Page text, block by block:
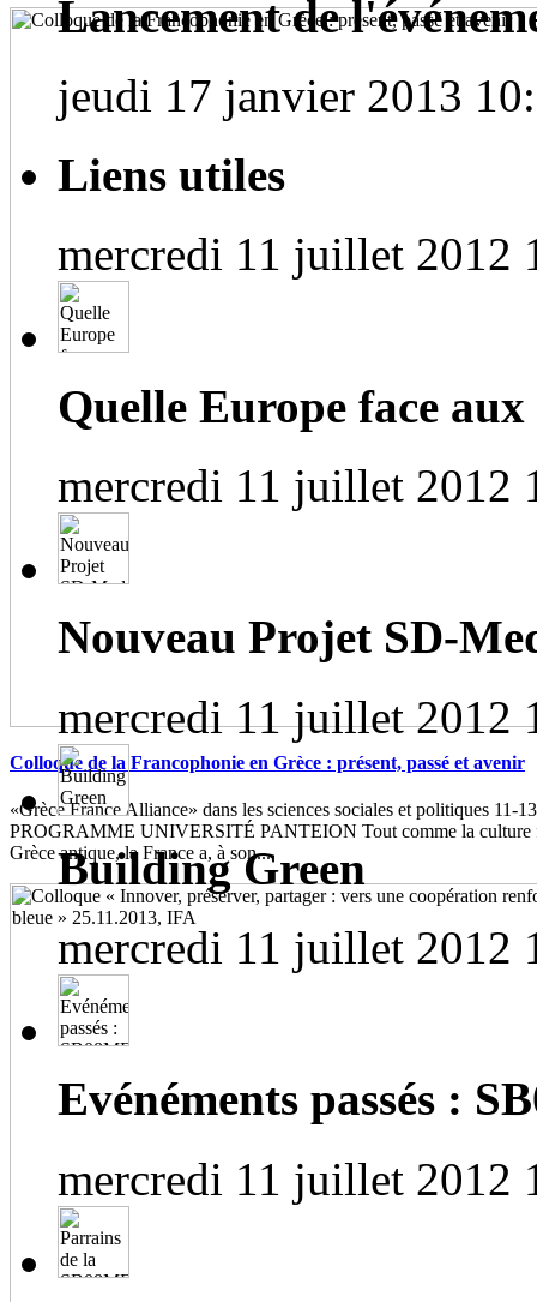
Colloque de la Francophonie en Grèce : présent, passé et avenir
«Grèce France Alliance» dans les sciences sociales et politiques 11-
PROGRAMME UNIVERSITÉ PANTEION Tout comme la culture
Grèce antique, la France a, à son...
Lancement de
jeudi 17 janvier 2013
Liens utiles
mercredi 11 juillet 2012
Quelle Europe face
mercredi 11 juillet 2012
Nouveau Projet SD-
mercredi 11 juillet 2012
Building Green
mercredi 11 juillet 2012
Evénéments passés :
mercredi 11 juillet 2012